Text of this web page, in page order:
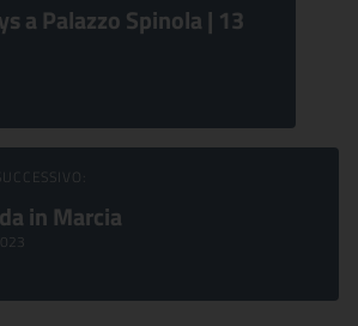
a Palazzo Spinola | 13
in Marcia